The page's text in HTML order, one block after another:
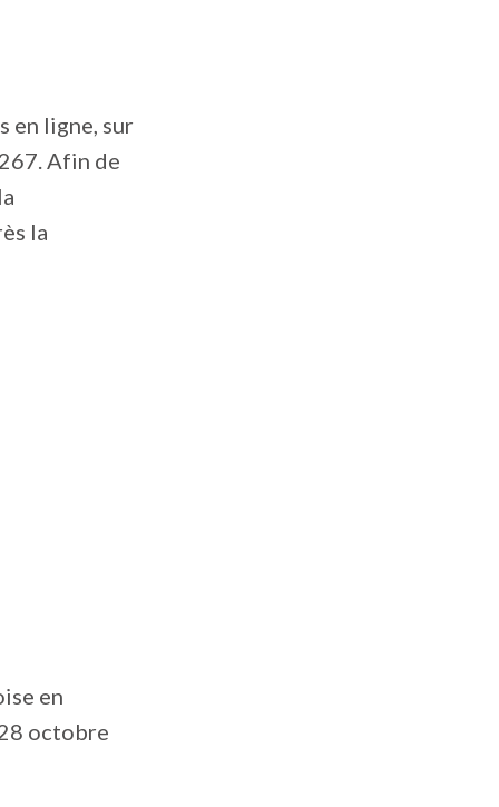
en ligne, sur
Afin de
la
en
octobre